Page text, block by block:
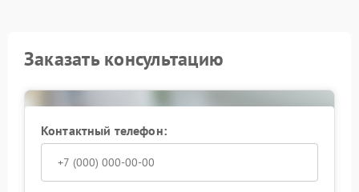
Заказать консультацию
Контактный телефон: